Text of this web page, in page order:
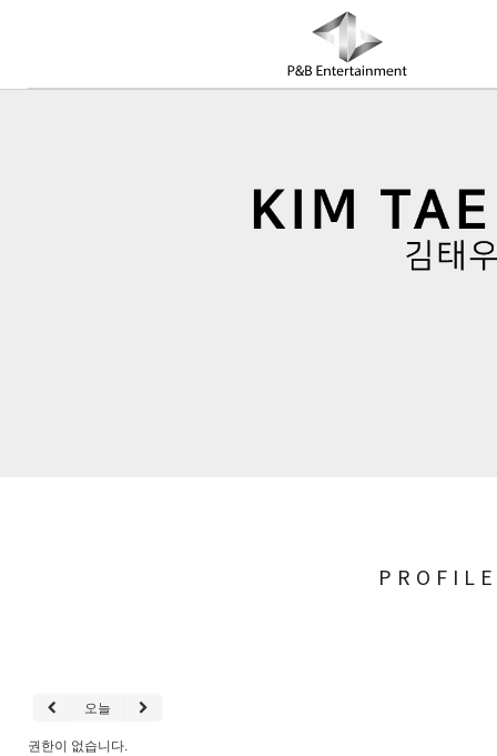
COMPANY
PROFILE
오늘
권한이 없습니다.